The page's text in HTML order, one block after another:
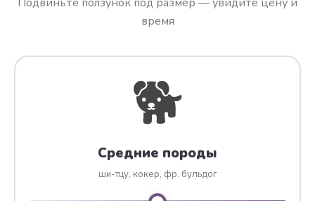
время
🐕
Средние породы
ши-тцу, кокер, фр. бульдог